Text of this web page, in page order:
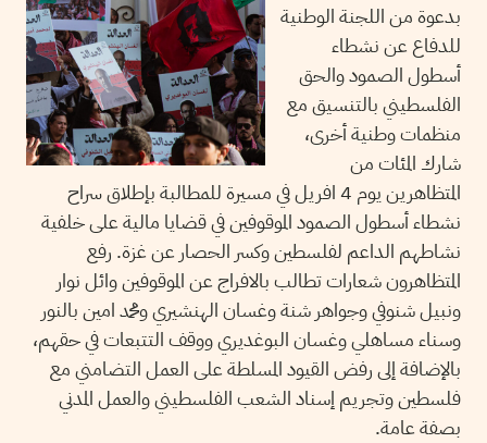
بدعوة من اللجنة الوطنية
للدفاع عن نشطاء
أسطول الصمود والحق
الفلسطيني بالتنسيق مع
منظمات وطنية أخرى،
شارك المئات من
المتظاهرين يوم 4 افريل في مسيرة للمطالبة بإطلاق سراح
نشطاء أسطول الصمود الموقوفين في قضايا مالية على خلفية
نشاطهم الداعم لفلسطين وكسر الحصار عن غزة. رفع
المتظاهرون شعارات تطالب بالافراج عن الموقوفين وائل نوار
ونبيل شنوفي وجواهر شنة وغسان الهنشيري ومحمد امين بالنور
وسناء مساهلي وغسان البوغديري ووقف التتبعات في حقهم،
بالإضافة إلى رفض القيود المسلطة على العمل التضامني مع
فلسطين وتجريم إسناد الشعب الفلسطيني والعمل المدني
بصفة عامة.